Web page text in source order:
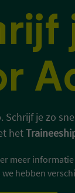
Schrijf je zo
het
meer informatie
hebben